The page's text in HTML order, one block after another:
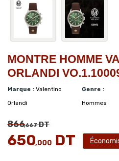
MONTRE HOMME
ORLANDI
Marque : Valentino
Orlandi
Genre :
Hommes
866,667DT
650,000 DT